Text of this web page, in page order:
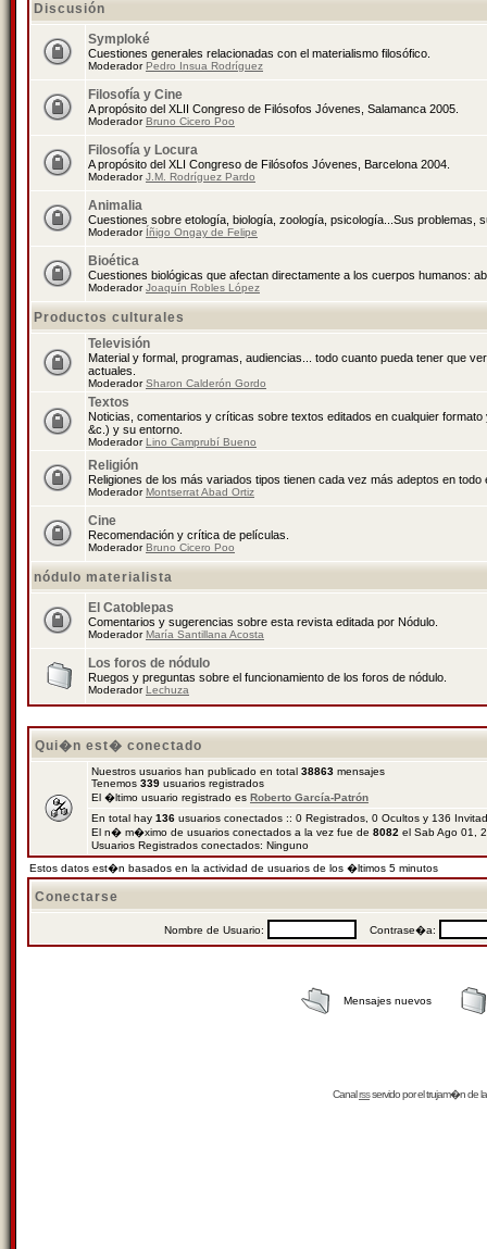
Discusión
Symploké
Cuestiones generales relacionadas con el materialismo filosófico.
ModeradorPedro Insua Rodríguez
Filosofía y Cine
A propósito del XLII Congreso de Filósofos Jóvenes, Salamanca 2005.
ModeradorBruno Cicero Poo
Filosofía y Locura
A propósito del XLI Congreso de Filósofos Jóvenes, Barcelona 2004.
ModeradorJ.M. Rodríguez Pardo
Animalia
Cuestiones sobre etología, biología, zoología, psicología...Sus problemas,
Moderador Íñigo Ongay de Felipe
Bioética
Cuestiones biológicas que afectan directamente a los cuerpos humanos:
ModeradorJoaquín Robles López
Productos culturales
Televisión
Material y formal, programas, audiencias... todo cuanto pueda tener que
actuales.
ModeradorSharon Calderón Gordo
Textos
Noticias, comentarios y críticas sobre textos editados en cualquier
&c.) y su entorno.
ModeradorLino Camprubí Bueno
Religión
Religiones de los más variados tipos tienen cada vez más adeptos en todo
ModeradorMontserrat Abad Ortiz
Cine
Recomendación y crítica de películas.
ModeradorBruno Cicero Poo
nódulo materialista
El Catoblepas
Comentarios y sugerencias sobre esta revista editada por Nódulo.
ModeradorMaría Santillana Acosta
Los foros de nódulo
Ruegos y preguntas sobre el funcionamiento de los foros de nódulo.
ModeradorLechuza
Qui�n est� conectado
Nuestros usuarios han publicado en total 38863 mensajes
Tenemos 339 usuarios registrados
El �ltimo usuario registrado es Roberto García-Patrón
En total hay 136 usuarios conectados :: 0 Registrados, 0 Ocultos y 136
El n� m�ximo de usuarios conectados a la vez fue de 8082 el Sab Ago 01,
Usuarios Registrados conectados: Ninguno
Estos datos est�n basados en la actividad de usuarios de los �ltimos 5 minutos
Conectarse
Nombre de Usuario: Contrase�a:
Mensajes nuevos
Canalrssservido por eltrujam�nde